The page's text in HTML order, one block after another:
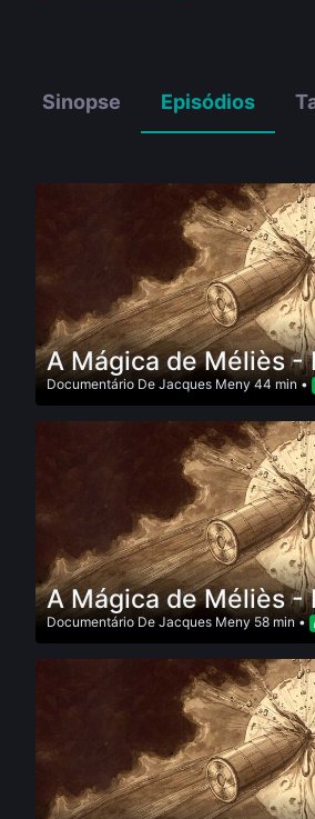
Sinopse Episódios
A Mágica de Méliès -
Documentário De Jacques Meny44 min •
A Mágica de Méliès -
Documentário De Jacques Meny58 min •